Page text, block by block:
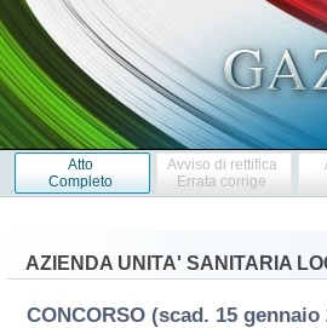
Atto
Completo
Avviso di rettifica
Errata corrige
AZIENDA UNITA' SANITARIA
CONCORSO (scad. 15 gennaio